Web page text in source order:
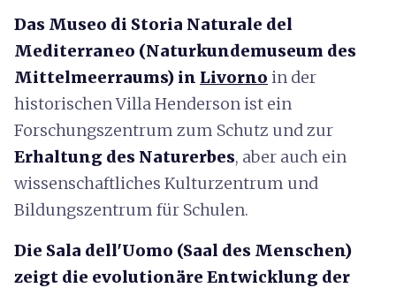
Das Museo di Storia Naturale del
Mediterraneo (Naturkundemuseum des
Mittelmeerraums) in Livorno in der
historischen Villa Henderson ist ein
Forschungszentrum zum Schutz und zur
Erhaltung des Naturerbes, aber auch ein
wissenschaftliches Kulturzentrum und
Bildungszentrum für Schulen.
Die Sala dell'Uomo (Saal des Menschen)
zeigt die evolutionäre Entwicklung der